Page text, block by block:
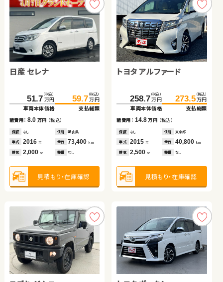
日産 セレナ
51.7 （税込）
万円
車両本体価格
59.7 （税込）
万円
支払総額
諸費用：8.0 万円 （税込）
保証 なし 住所 岡山県
年式 2016 年 走行 73,400 km
排気 2,000 cc 整備 なし
見積もり・在庫確認
トヨタ アルファード
258.7 （税込）
万円
車両本体価格
273.5 （税込）
万円
支払総額
諸費用： 14.8万円 （税込）
保証 なし 住所 東京都
年式 2015年 走行 40,800 km
排気 2,500cc 整備 なし
見積もり・在庫確認
スズキ ワゴンＲ
26.6万円
車両本体価格
諸費用：8.2 万円 （税込）
保証 あり 住所 青森県
排気 660 整備 法定整備付
ホンダ Ｎ ＢＯＸ
177.3 （税込）
万円
車両本体価格
179.8 （税込）
万円
支払総額
諸費用： 2.5万円（税込）
保証 あり 住所 北海道
年式 2023年 走行 40,700 km
排気 660cc 整備 法定整備付
見積もり・在庫確認
トヨタ アクア
50.1万円
車両本体価格
諸費用：8.9 万円 （税込）
保証 なし 住所 埼玉県
排気 1,500cc 整備 なし
スズキ ワゴンＲ スティン
グレー
67.6万円
車両本体価格
諸費用：2.2 万円 （税込）
保証 あり 住所 北海道
排気 660 整備 法定整備付